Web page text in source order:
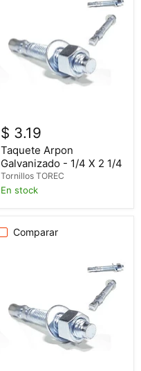
$ 3.19
Taquete Arpon
Galvanizado - 1/4 X 2 1/4
Tornillos TOREC
En stock
Comparar